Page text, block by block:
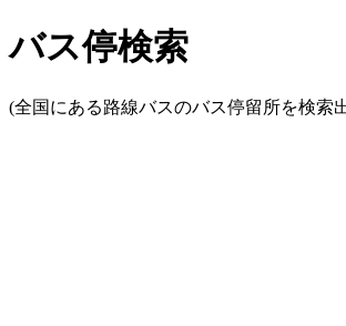
バス停検索
(全国にある路線バスのバス停留所を検索